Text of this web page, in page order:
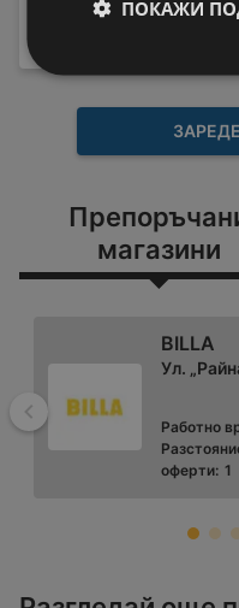
магазини
Назад
BILLA
Ул.
Работно
оферти: 1
ПОКАЖИ